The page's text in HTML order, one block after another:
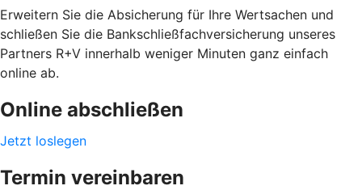
Erweitern Sie die Absicherung für Ihre Wertsachen und
schließen Sie die Bankschließfachversicherung unseres
Partners R+V innerhalb weniger Minuten ganz einfach
online ab.
Online abschließen
Jetzt loslegen
Termin vereinbaren